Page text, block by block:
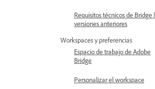
Requisitos técnicos de Bridge |
versiones anteriores
Workspaces y preferencias
Espacio de trabajo de Adobe
Bridge
Personalizar el workspace